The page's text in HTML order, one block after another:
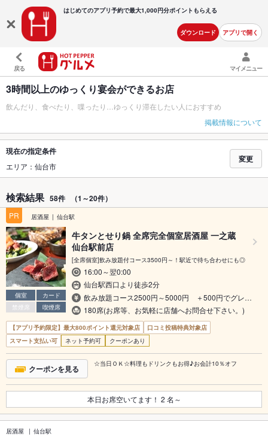
はじめてのアプリ予約で最大1,000円分ポイントもらえる
ダウンロード アプリで開く
戻る マイメニュー
3時間以上のゆっくり宴会ができるお店
飲んだり、食べたり、喋ったり…ゆっくり滞在したい人におすすめ
掲載情報について
現在の指定条件
エリア：仙台市
変更
検索結果 58件 （1～20件）
PR 居酒屋 仙台駅
個室
カード
禁煙席
喫煙席
牛タンとせり鍋 全席完全個室居酒屋 一之蔵
仙台駅前店
[全席個室]飲み放題付コース3500円～！駅近で待ち合わせにも◎
16:00～翌0:00
仙台駅西口より徒歩2分
飲み放題コース2500円～5000円 ＋500円でグレ…
180席(お席等、お気軽に店舗へお問合せ下さい。)
【アプリ予約限定】最大800ポイント還元対象店
口コミ投稿特典対象店
スマート支払い可
ネット予約可 クーポンあり
クーポンを見る ☆当日ＯＫ☆料理もドリンクもお得♪お会計10％オフ
本日お席空いてます！ 2 名～
居酒屋 仙台駅